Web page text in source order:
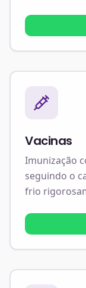
Vacinas
Imunização
seguindo o
frio